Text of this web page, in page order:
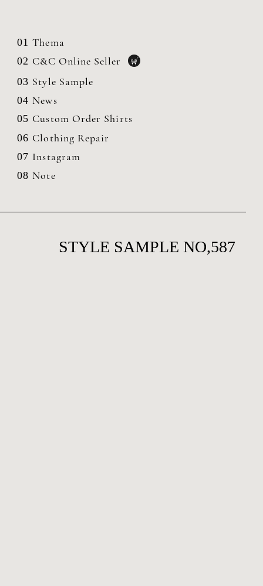
01 Thema
02 C&C Online Seller
03 Style Sample
04 News
05 Custom Order Shirts
06 Clothing Repair
07 Instagram
08 Note
STYLE SAMPLE NO,587